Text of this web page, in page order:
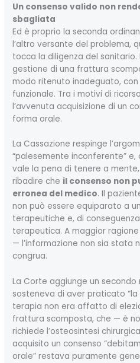
Un consenso valido non
sbagliata
Ed è proprio la seconda
l’altro versante del problema,
tocca la diligenza del sanitario.
gestione di una frattura
modo ritenuto inadeguato,
funzionale. Tra i motivi di
l’avvenuta acquisizione di un
forma orale.
La Cassazione respinge
“palesemente inconferente”
vale la pena di tenere a
ribadire che il consenso non
erronea del medico. Il
non può essere equiparato a
terapeutiche e, di
terapeutica. A maggior
— l’informazione non sia stata
congrua.
La Corte aggiunge un secondo
sosteneva di aver praticato “la
terapia non era affatto di
frattura scomposta, che — è
richiede l’osteosintesi
acquisito un consenso
orale” restava puramente